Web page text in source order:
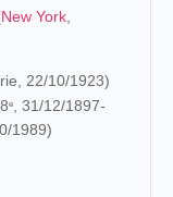
New York
22/10/1923)
e, 31/12/1897-
1989)